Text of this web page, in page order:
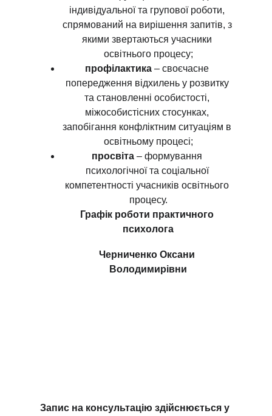
індивідуальної та групової роботи,
спрямований на вирішення запитів, з
якими звертаються учасники
освітнього процесу;
профілактика – своєчасне
попередження відхилень у розвитку
та становленні особистості,
міжособистісних стосунках,
запобігання конфліктним ситуаціям в
освітньому процесі;
просвіта – формування
психологічної та соціальної
компетентності учасників освітнього
процесу.
Графік роботи практичного
психолога
Черниченко Оксани
Володимирівни
Запис на консультацію здійснюється у